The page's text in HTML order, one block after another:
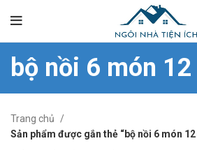
bộ nồi 6 món
Trang chủ
Sản phẩm được gắn thẻ “bộ nồi 6 món